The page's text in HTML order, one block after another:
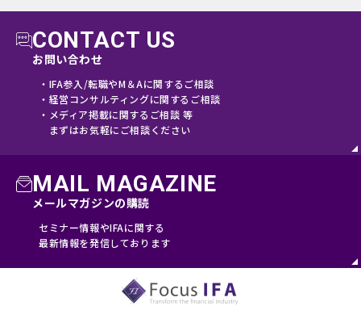
CONTACT US
お問い合わせ
・IFA参入/転職やM＆Aに関するご相談
・経営コンサルティングに関するご相談
・メディア掲載に関するご相談 等
まずはお気軽にご相談ください
MAIL MAGAZINE
メールマガジンの購読
セミナー情報やIFAに関する
最新情報を発信しております